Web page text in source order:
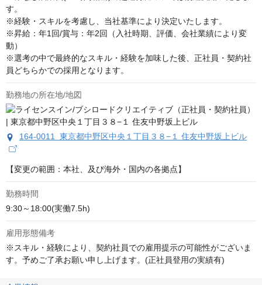
す。
※経験・スキルを考慮し、当社基準により決定いたします。
※昇給：年1回/賞与：年2回（入社時期、評価、会社業績により変
動）
※選考の中で最終的なスキル・経験を加味した後、正社員・契約社
員どちらかでの採用となります。
勤務地の所在地/地図
164-0011 東京都中野区中央１丁目３８−１ 住友中野坂上ビル
【変更の範囲：本社、及び海外・国内の各拠点】
勤務時間
9:30～18:00(実働7.5h)
雇用形態備考
※スキル・経験により、契約社員での雇用提示の可能性がございま
す。予めご了承お願い申し上げます。(正社員登用の実績有)